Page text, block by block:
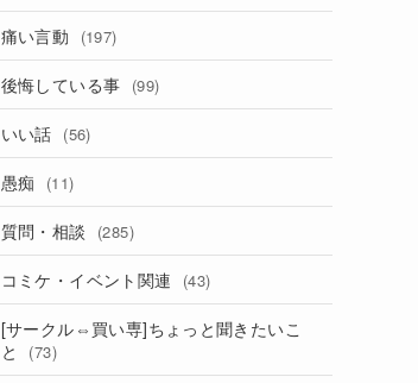
痛い言動 (197)
後悔している事 (99)
いい話 (56)
愚痴 (11)
質問・相談 (285)
コミケ・イベント関連 (43)
[サークル⇔買い専]ちょっと聞きたいこ
と
(73)